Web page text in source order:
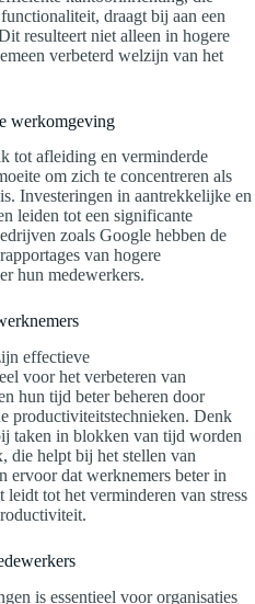
draagt bij aan een
resulteert niet alleen in hogere
verbeterd welzijn van het
werkomgeving
tot afleiding en verminderde
om zich te concentreren als
Investeringen in aantrekkelijke en
leiden tot een significante
zoals Google hebben de
van hogere
hun medewerkers.
effectieve
voor het verbeteren van
hun tijd beter beheren door
productiviteitstechnieken. Denk
taken in blokken van tijd worden
die helpt bij het stellen van
ervoor dat werknemers beter in
tot het verminderen van stress
is essentieel voor organisaties